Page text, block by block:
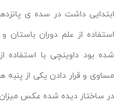
ابتدایی داشت در سده ی
استفاده از علم دوران باستان
شده بود داوینچی با
مساوی و قرار دادن یکی از
در ساختار دیده شده عکس میزان